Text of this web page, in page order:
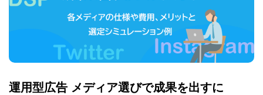
運用型広告 メディア選びで成果を出すに